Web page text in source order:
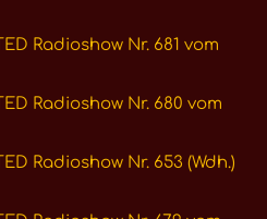
Radioshow Nr. 681 vom
Radioshow Nr. 680 vom
Radioshow Nr. 653 (Wdh.)